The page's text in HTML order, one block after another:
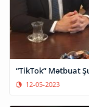
“TikTok” Mətbuat
12-05-2023